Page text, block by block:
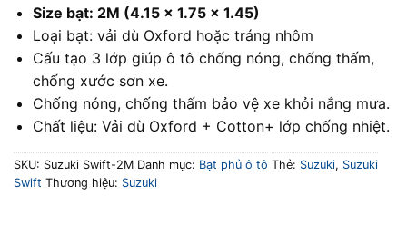
Size bạt: 2M (4.15 x 1.75 x 1.45)
Loại bạt: vải dù Oxford hoặc tráng nhôm
Cấu tạo 3 lớp giúp ô tô chống nóng, chống thấm,
chống xước sơn xe.
Chống nóng, chống thấm bảo vệ xe khỏi nắng mưa.
Chất liệu: Vải dù Oxford + Cotton+ lớp chống nhiệt.
SKU: Suzuki Swift-2M Danh mục: Bạt phủ ô tô Thẻ: Suzuki, Suzuki
Swift Thương hiệu: Suzuki